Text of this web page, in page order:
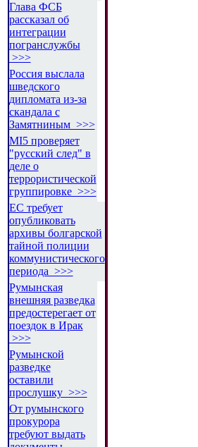
Глава ФСБ
рассказал об
интеграции
погранслужбы
>>>
Россия выслала
шведского
дипломата из-за
скандала с
Замятниным >>>
MI5 проверяет
"русский след" в
деле о
террористической
группировке >>>
ЕС требует
опубликовать
архивы болгарской
тайной полиции
коммунистического
периода >>>
Румынская
внешняя разведка
предостерегает от
поездок в Ирак
>>>
Румынской
разведке
оставили
прослушку >>>
От румынского
прокурора
требуют выдать